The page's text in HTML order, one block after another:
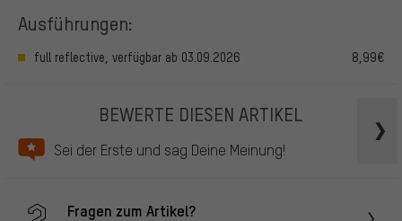
Ausführungen:
full reflective, verfügbar ab 03.09.2026 8,99€
BEWERTE DIESEN ARTIKEL
Sei der Erste und sag Deine Meinung!
Fragen zum Artikel?